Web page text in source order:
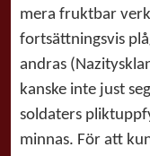
mera fruktbar
fortsättningsvis
andras
kanske inte just
soldaters
minnas. För att